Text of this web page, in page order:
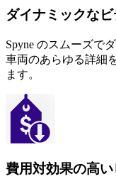
ダイナミックな
Spyne のスムーズで
車両のあらゆる詳細
ます。
費用対効果の高